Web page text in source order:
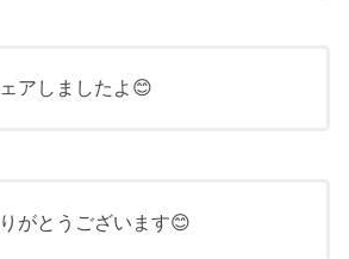
アしましたよ😊
がとうございます😊